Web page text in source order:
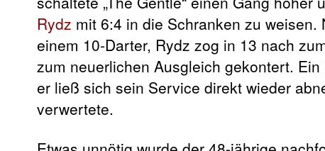
Rydz mit 6:4 in die Schranken zu
einem 10-Darter, Rydz zog in 13 nach
zum neuerlichen Ausgleich gekontert.
er ließ sich sein Service direkt wieder
verwertete.